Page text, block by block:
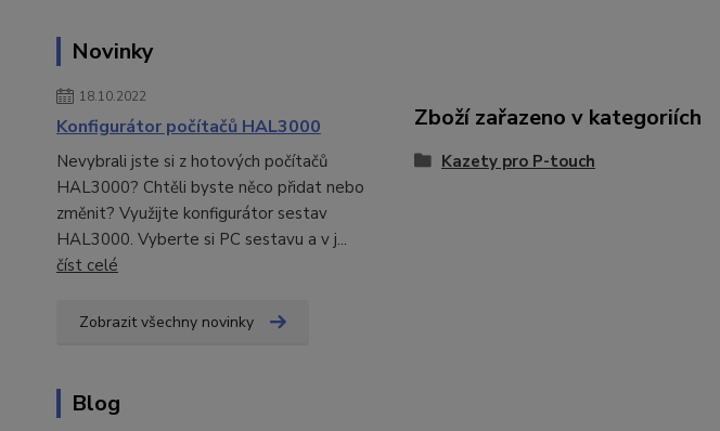
Novinky
18.10.2022
Konfigurátor počítačů HAL3000
Nevybrali jste si z hotových počítačů
HAL3000? Chtěli byste něco přidat nebo
změnit? Využijte konfigurátor sestav
HAL3000. Vyberte si PC sestavu a v j...
číst celé
Zobrazit všechny novinky
Blog
Zboží zařazeno v kategoriích
Kazety pro P-touch